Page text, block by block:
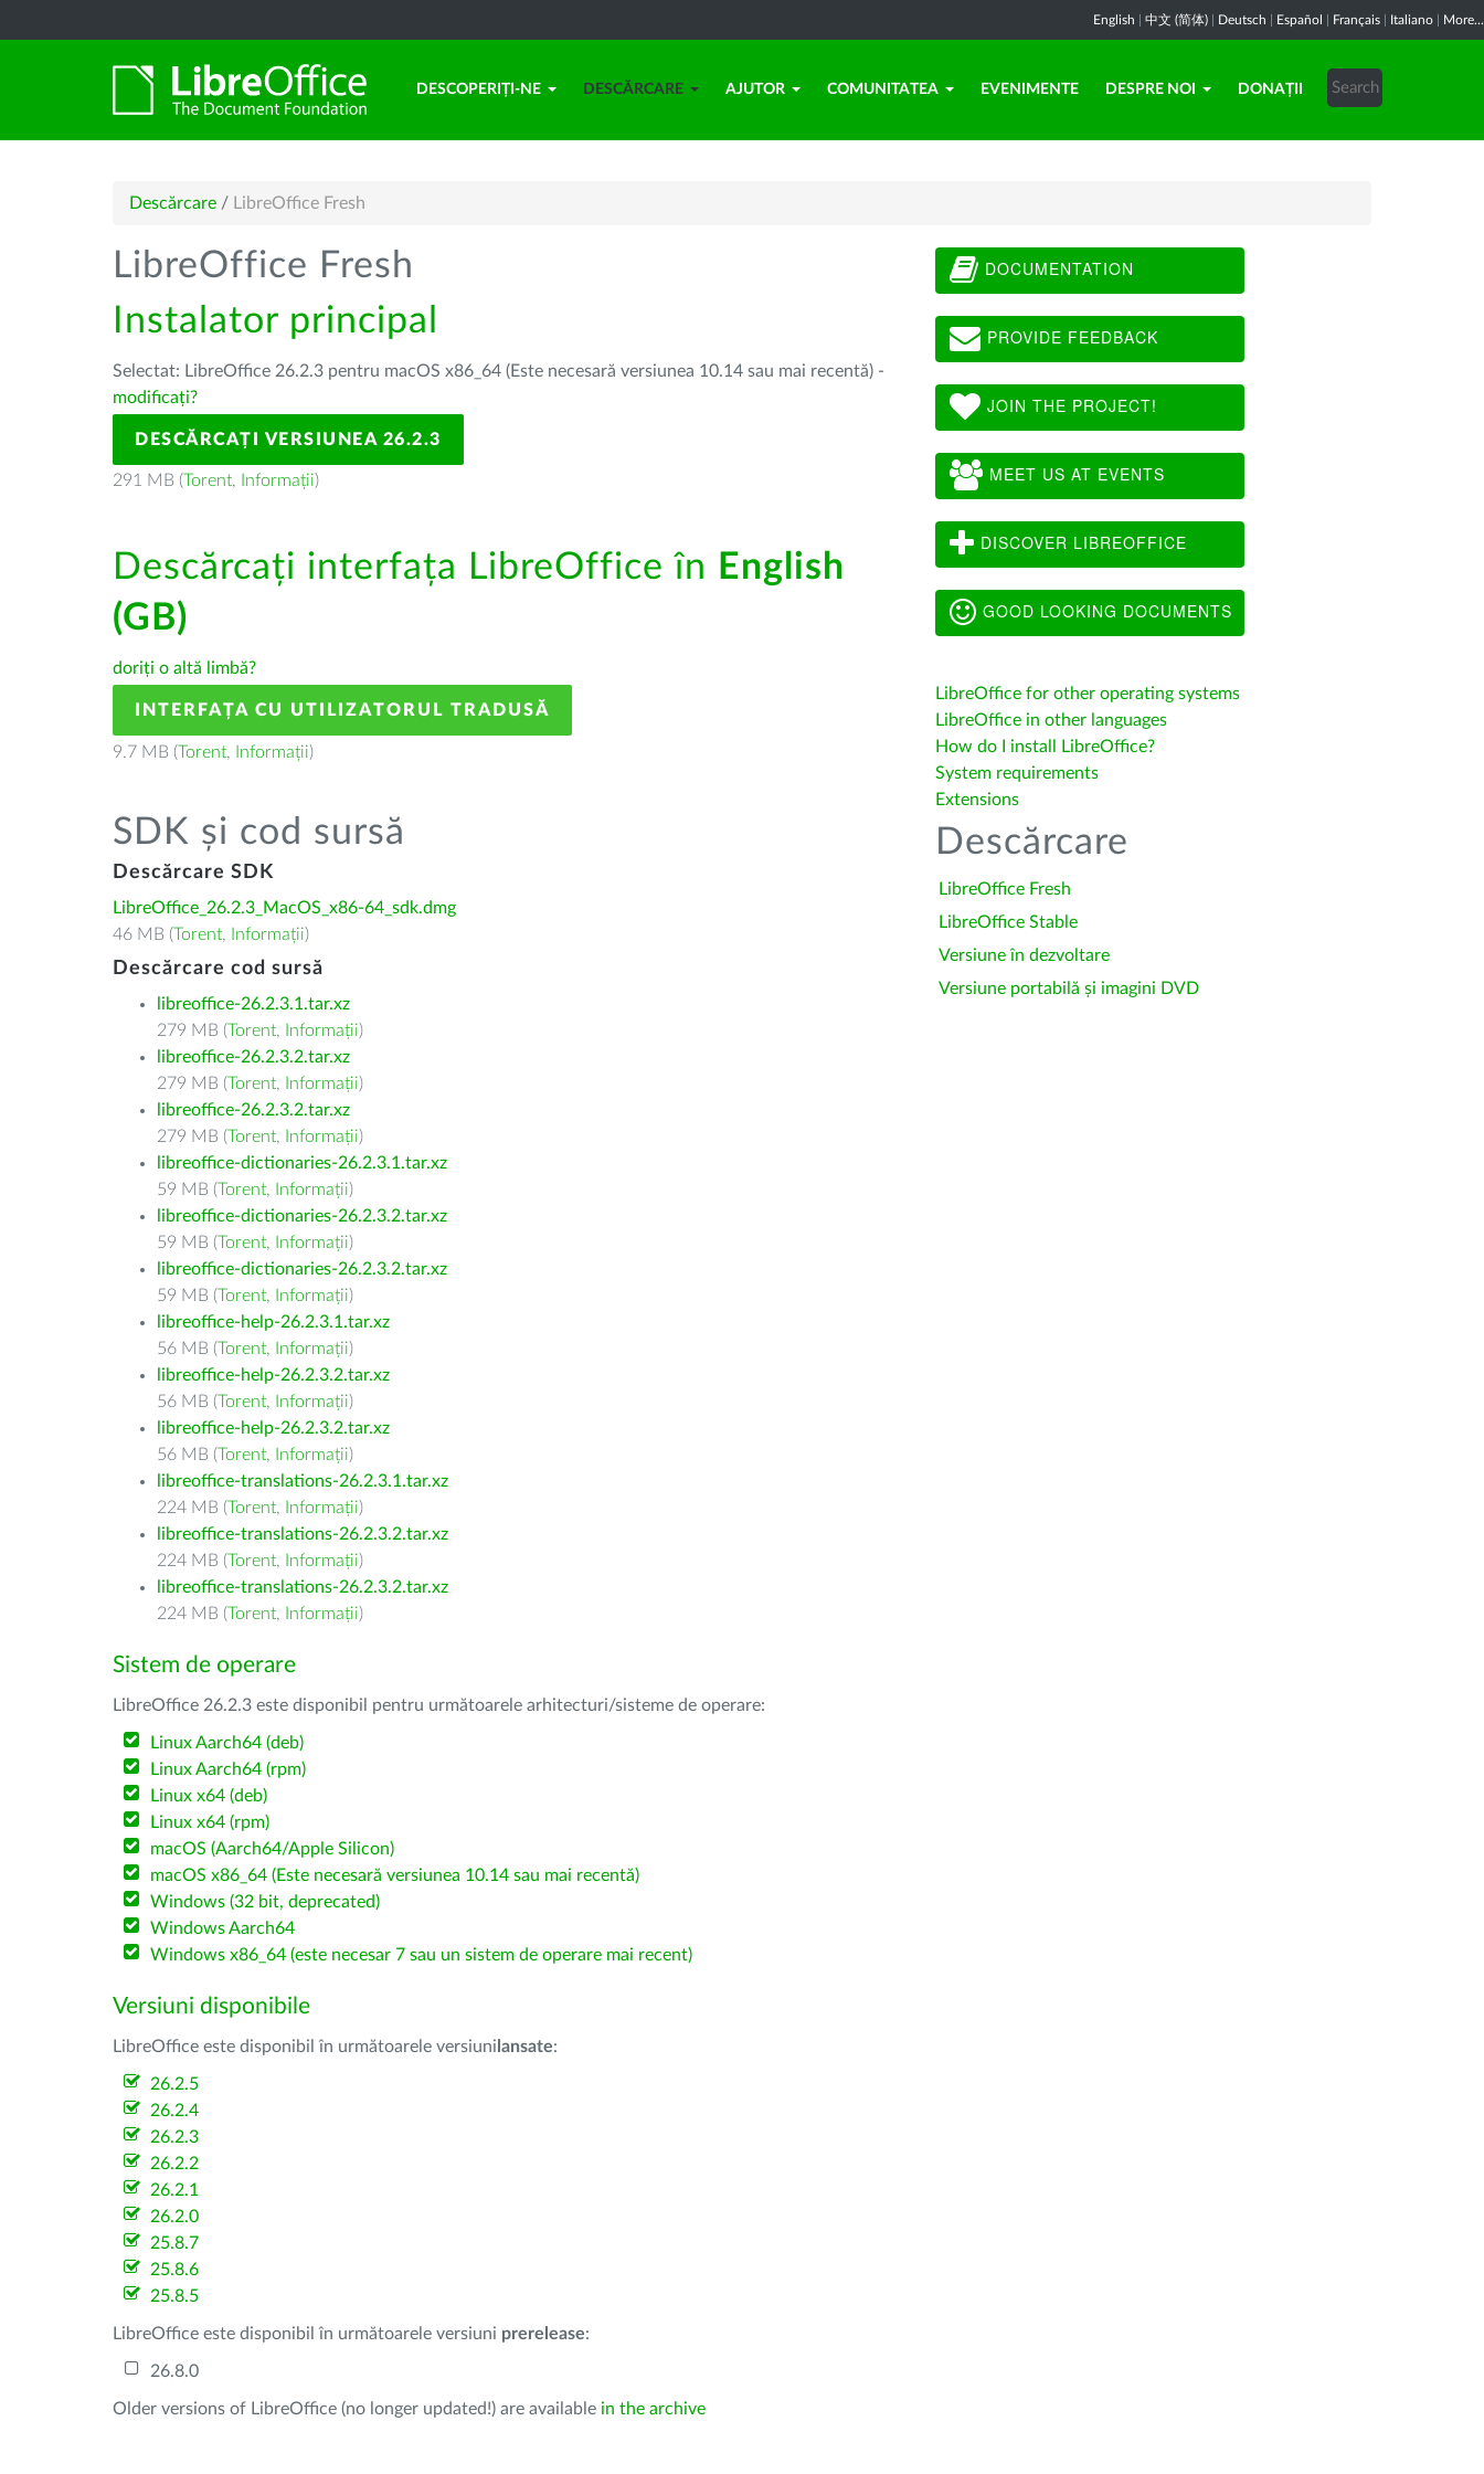
English 中文 (简体) Deutsch Español Français Italiano More...
DESCOPERIȚI-NE DESCĂRCARE AJUTOR COMUNITATEA EVENIMENTE DESPRE NOI DONAȚII
Descărcare / LibreOffice Fresh
LibreOffice Fresh
Instalator principal
Selectat: LibreOffice 26.2.3 pentru macOS x86_64 (Este necesară versiunea 10.14 sau mai recentă) -
modificați?
DESCĂRCAȚI VERSIUNEA 26.2.3
291 MB (Torent, Informații)
Descărcați interfața LibreOffice în English
(GB)
doriți o altă limbă?
INTERFAȚA CU UTILIZATORUL TRADUSĂ
9.7 MB (Torent, Informații)
SDK și cod sursă
Descărcare SDK
LibreOffice_26.2.3_MacOS_x86-64_sdk.dmg
46 MB (Torent, Informații)
Descărcare cod sursă
libreoffice-26.2.3.1.tar.xz
279 MB (Torent, Informații)
libreoffice-26.2.3.2.tar.xz
279 MB (Torent, Informații)
libreoffice-26.2.3.2.tar.xz
279 MB (Torent, Informații)
libreoffice-dictionaries-26.2.3.1.tar.xz
59 MB (Torent, Informații)
libreoffice-dictionaries-26.2.3.2.tar.xz
59 MB (Torent, Informații)
libreoffice-dictionaries-26.2.3.2.tar.xz
59 MB (Torent, Informații)
libreoffice-help-26.2.3.1.tar.xz
56 MB (Torent, Informații)
libreoffice-help-26.2.3.2.tar.xz
56 MB (Torent, Informații)
libreoffice-help-26.2.3.2.tar.xz
56 MB (Torent, Informații)
libreoffice-translations-26.2.3.1.tar.xz
224 MB (Torent, Informații)
libreoffice-translations-26.2.3.2.tar.xz
224 MB (Torent, Informații)
libreoffice-translations-26.2.3.2.tar.xz
224 MB (Torent, Informații)
Sistem de operare
LibreOffice 26.2.3 este disponibil pentru următoarele arhitecturi/sisteme de operare:
Linux Aarch64 (deb)
Linux Aarch64 (rpm)
Linux x64 (deb)
Linux x64 (rpm)
macOS (Aarch64/Apple Silicon)
macOS x86_64 (Este necesară versiunea 10.14 sau mai recentă)
Windows (32 bit, deprecated)
Windows Aarch64
Windows x86_64 (este necesar 7 sau un sistem de operare mai recent)
Versiuni disponibile
LibreOffice este disponibil în următoarele versiuni lansate:
26.2.5
26.2.4
26.2.3
26.2.2
26.2.1
26.2.0
25.8.7
25.8.6
25.8.5
LibreOffice este disponibil în următoarele versiuni prerelease:
26.8.0
Older versions of LibreOffice (no longer updated!) are available in the archive
DOCUMENTATION
PROVIDE FEEDBACK
JOIN THE PROJECT!
MEET US AT EVENTS
DISCOVER LIBREOFFICE
GOOD LOOKING DOCUMENTS
LibreOffice for other operating systems
LibreOffice in other languages
How do I install LibreOffice?
System requirements
Extensions
Descărcare
LibreOffice Fresh
LibreOffice Stable
Versiune în dezvoltare
Versiune portabilă și imagini DVD